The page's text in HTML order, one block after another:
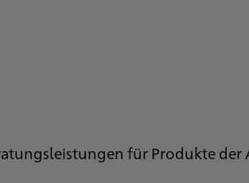
für Produkte der